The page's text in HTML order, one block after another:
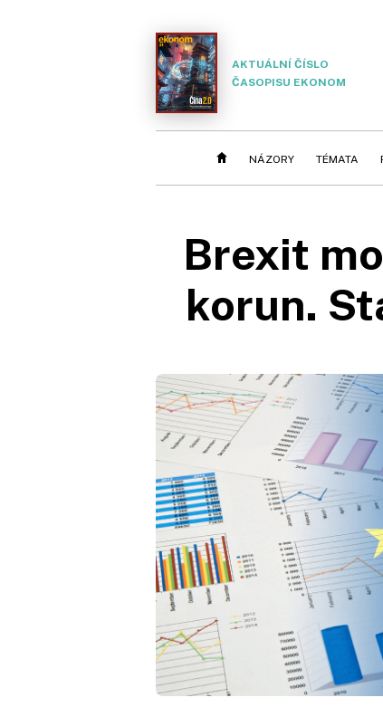
AKTUÁLNÍ ČÍSLO
ČASOPISU EKONOM
NÁZORY TÉMATA
Brexit
korun.